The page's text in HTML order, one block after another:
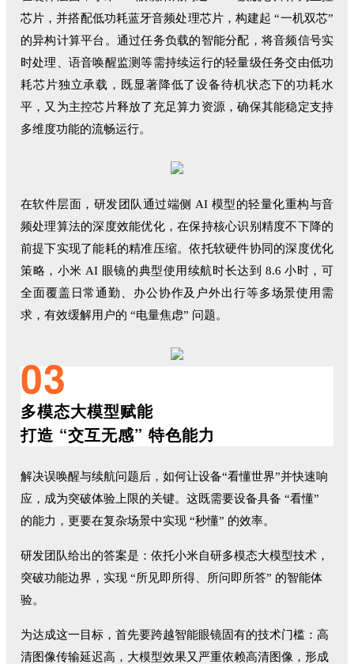
芯片，并搭配低功耗蓝牙音频处理芯片，构建起 “一机双芯”
的异构计算平台。通过任务负载的智能分配，将音频信号实
时处理、语音唤醒监测等需持续运行的轻量级任务交由低功
耗芯片独立承载，既显著降低了设备待机状态下的功耗水
平，又为主控芯片释放了充足算力资源，确保其能稳定支持
多维度功能的流畅运行。
在软件层面，研发团队通过端侧 AI 模型的轻量化重构与音
频处理算法的深度效能优化，在保持核心识别精度不下降的
前提下实现了能耗的精准压缩。依托软硬件协同的深度优化
策略，小米 AI 眼镜的典型使用续航时长达到 8.6 小时，可
全面覆盖日常通勤、办公协作及户外出行等多场景使用需
求，有效缓解用户的 “电量焦虑” 问题。
03
多模态大模型赋能
打造 “交互无感” 特色能力
解决误唤醒与续航问题后，如何让设备“看懂世界”并快速响
应，成为突破体验上限的关键。这既需要设备具备 “看懂”
的能力，更要在复杂场景中实现 “秒懂” 的效率。
研发团队给出的答案是：依托小米自研多模态大模型技术，
突破功能边界，实现 “所见即所得、所问即所答” 的智能体
验。
为达成这一目标，首先要跨越智能眼镜固有的技术门槛：高
清图像传输延迟高，大模型效果又严重依赖高清图像，形成